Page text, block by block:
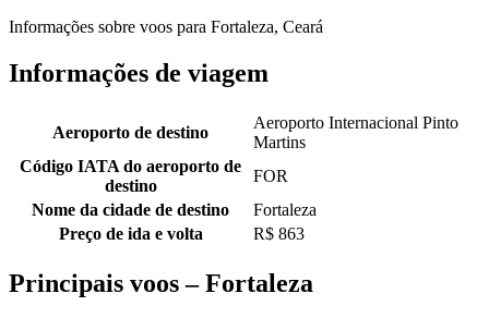
Informações sobre voos para Fortaleza, Ceará
Informações de viagem
Aeroporto de destino
Aeroporto Internacional Pinto
Martins
Código IATA do aeroporto de
destino
FOR
Nome da cidade de destino
Fortaleza
Preço de ida e volta
R$ 863
Principais voos – Fortaleza